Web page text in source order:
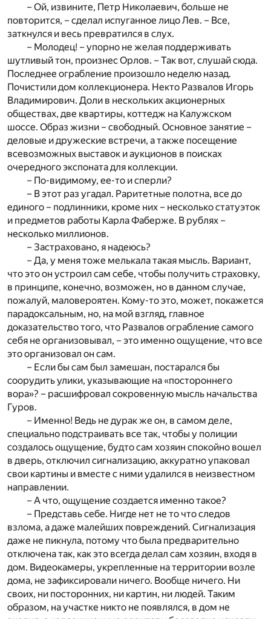
– Ой, извините, Петр Николаевич, больше не
повторится, – сделал испуганное лицо Лев. – Все,
заткнулся и весь превратился в слух.
– Молодец! – упорно не желая поддерживать
шутливый тон, произнес Орлов. – Так вот, слушай сюда.
Последнее ограбление произошло неделю назад.
Почистили дом коллекционера. Некто Развалов Игорь
Владимирович. Доли в нескольких акционерных
обществах, две квартиры, коттедж на Калужском
шоссе. Образ жизни – свободный. Основное занятие –
деловые и дружеские встречи, а также посещение
всевозможных выставок и аукционов в поисках
очередного экспоната для коллекции.
– По-видимому, ее-то и сперли?
– В этот раз угадал. Раритетные полотна, все до
единого – подлинники, кроме них – несколько статуэток
и предметов работы Карла Фаберже. В рублях –
несколько миллионов.
– Застраховано, я надеюсь?
– Да, у меня тоже мелькала такая мысль. Вариант,
что это он устроил сам себе, чтобы получить страховку,
в принципе, конечно, возможен, но в данном случае,
пожалуй, маловероятен. Кому-то это, может, покажется
парадоксальным, но, на мой взгляд, главное
доказательство того, что Развалов ограбление самого
себя не организовывал, – это именно ощущение, что все
это организовал он сам.
– Если бы сам был замешан, постарался бы
соорудить улики, указывающие на «постороннего
вора»? – расшифровал сокровенную мысль начальства
Гуров.
– Именно! Ведь не дурак же он, в самом деле,
специально подстраивать все так, чтобы у полиции
создалось ощущение, будто сам хозяин спокойно вошел
в дверь, отключил сигнализацию, аккуратно упаковал
свои картины и вместе с ними удалился в неизвестном
направлении.
– А что, ощущение создается именно такое?
– Представь себе. Нигде нет не то что следов
взлома, а даже малейших повреждений. Сигнализация
даже не пикнула, потому что была предварительно
отключена так, как это всегда делал сам хозяин, входя в
дом. Видеокамеры, укрепленные на территории возле
дома, не зафиксировали ничего. Вообще ничего. Ни
своих, ни посторонних, ни картин, ни людей. Таким
образом, на участке никто не появлялся, в дом не